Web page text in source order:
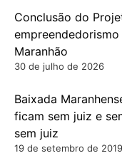
Conclusão do
Maranhão
30 de julho de 2026
Baixada
ficam sem juiz e
sem juiz
19 de setembro de 2019